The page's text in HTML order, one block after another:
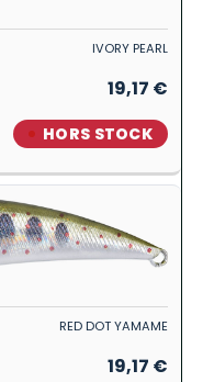
IVORY PEARL
19,17 €
HORS STOCK
RED DOT YAMAME
19,17 €